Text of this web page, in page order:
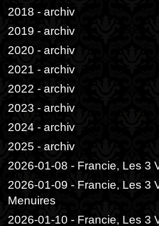
2018 - archiv
2019 - archiv
2020 - archiv
2021 - archiv
2022 - archiv
2023 - archiv
2024 - archiv
2025 - archiv
2026-01-08 - Francie, Les 3
2026-01-09 - Francie, Les 3
Menuires
2026-01-10 - Francie, Les 3